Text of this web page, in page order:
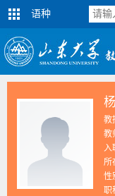
语种
教
教
入
所
性
职